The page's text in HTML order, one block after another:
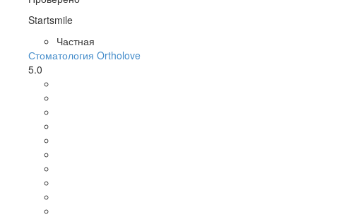
Startsmile
Частная
Стоматология Ortholove
5.0